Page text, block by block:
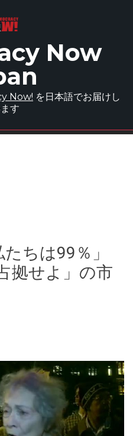
Now
Now! を日本語でお届けし
す
たちは99％」
拠せよ」の市